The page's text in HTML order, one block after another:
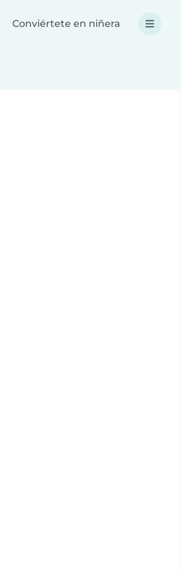
Conviértete en niñera